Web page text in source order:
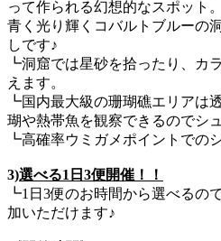
って作られる幻想的なスポット。
青く光り輝くコバルトブルーの
しです♪
┗洞窟では星砂を拾ったり、カ
えます。
┗国内最大級の珊瑚礁エリアは
瑚や熱帯魚を観察できるのでシ
┗高確率ウミガメポイントでの
3)選べる1日3便開催！！
┗1日3便のお時間から選べるの
加いただけます♪